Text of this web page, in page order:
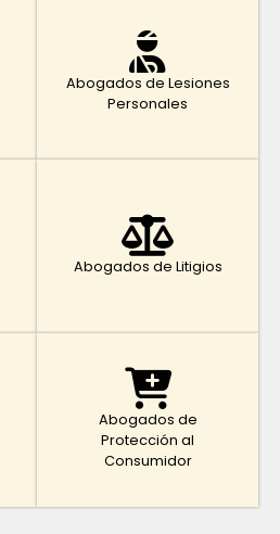
Abogados de Lesiones
Personales
Abogados de Litigios
Abogados de
Protección al
Consumidor